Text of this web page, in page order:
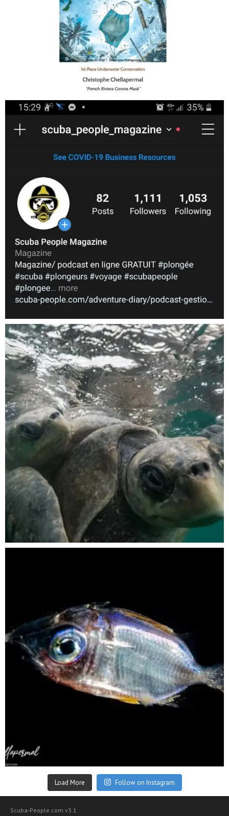
scuba_people_magazine
Nov 5
scuba_people_magazine
Sep 24
Load More Follow on Instagram
Scuba-People.com v3.1